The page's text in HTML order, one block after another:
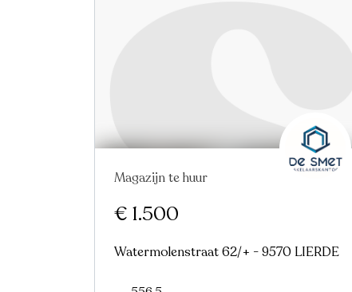
Nieuw
Magazijn te huur
€ 1.500
Watermolenstraat 62/+ - 9570 LIERDE